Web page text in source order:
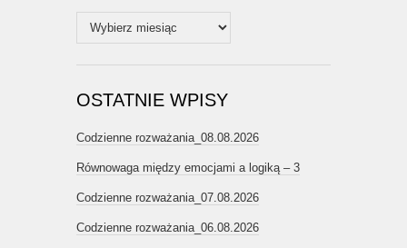
Archiwum
OSTATNIE WPISY
Codzienne rozważania_08.08.2026
Równowaga między emocjami a logiką – 3
Codzienne rozważania_07.08.2026
Codzienne rozważania_06.08.2026